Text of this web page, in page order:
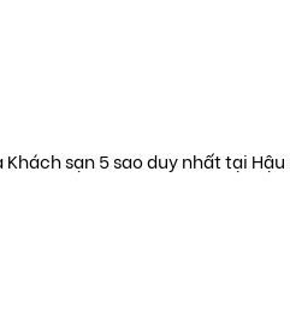
sạn 5 sao duy nhất tại Hậu